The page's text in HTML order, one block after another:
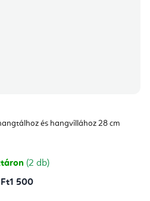
és hangvillához 28 cm
(2 db)
Ft1 500